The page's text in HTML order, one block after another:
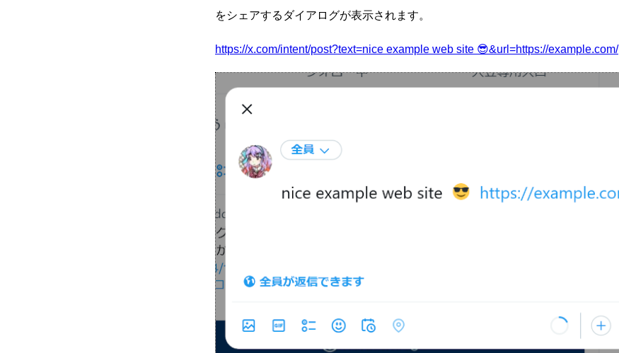
をシェアするダイアログが表示されます。
https://x.com/intent/post?text=nice example web site 😎&url=https://example.com/